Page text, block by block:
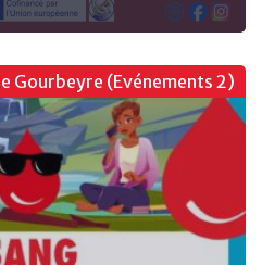
Gourbeyre (Evénements 2)